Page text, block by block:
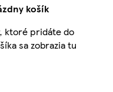
košík
ktoré pridáte do
sa zobrazia tu